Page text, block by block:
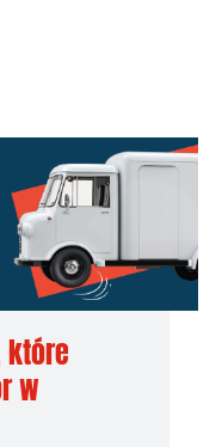
które
w